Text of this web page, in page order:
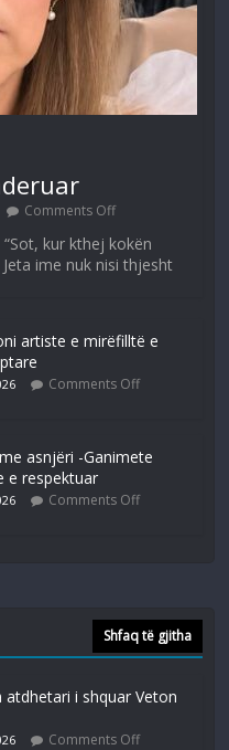
Comments Off
kur kthej kokën
ime nuk nisi thjesht
artiste e mirëfilltë e
Comments Off
asnjëri -Ganimete
e respektuar
Comments Off
Shfaq të gjitha
atdhetari i shquar Veton
Comments Off